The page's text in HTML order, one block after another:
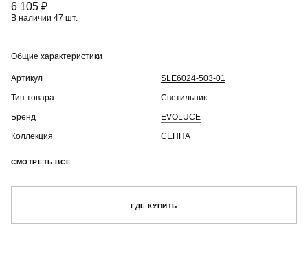
6 105 ₽
В наличии 47 шт.
Общие характеристики
Артикул
SLE6024-503-01
Тип товара
Светильник
Бренд
EVOLUCE
Коллекция
СЕННА
СМОТРЕТЬ ВСЕ
ГДЕ КУПИТЬ